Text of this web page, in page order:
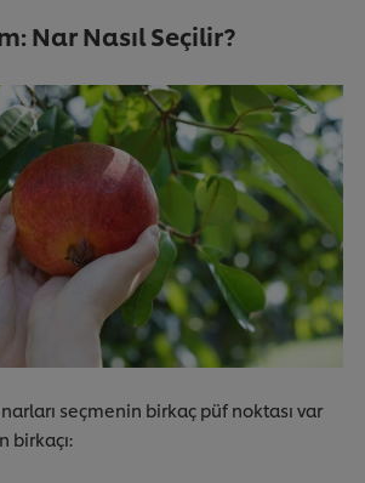
Nar Nasıl Seçilir?
seçmenin birkaç püf noktası var
birkaçı: